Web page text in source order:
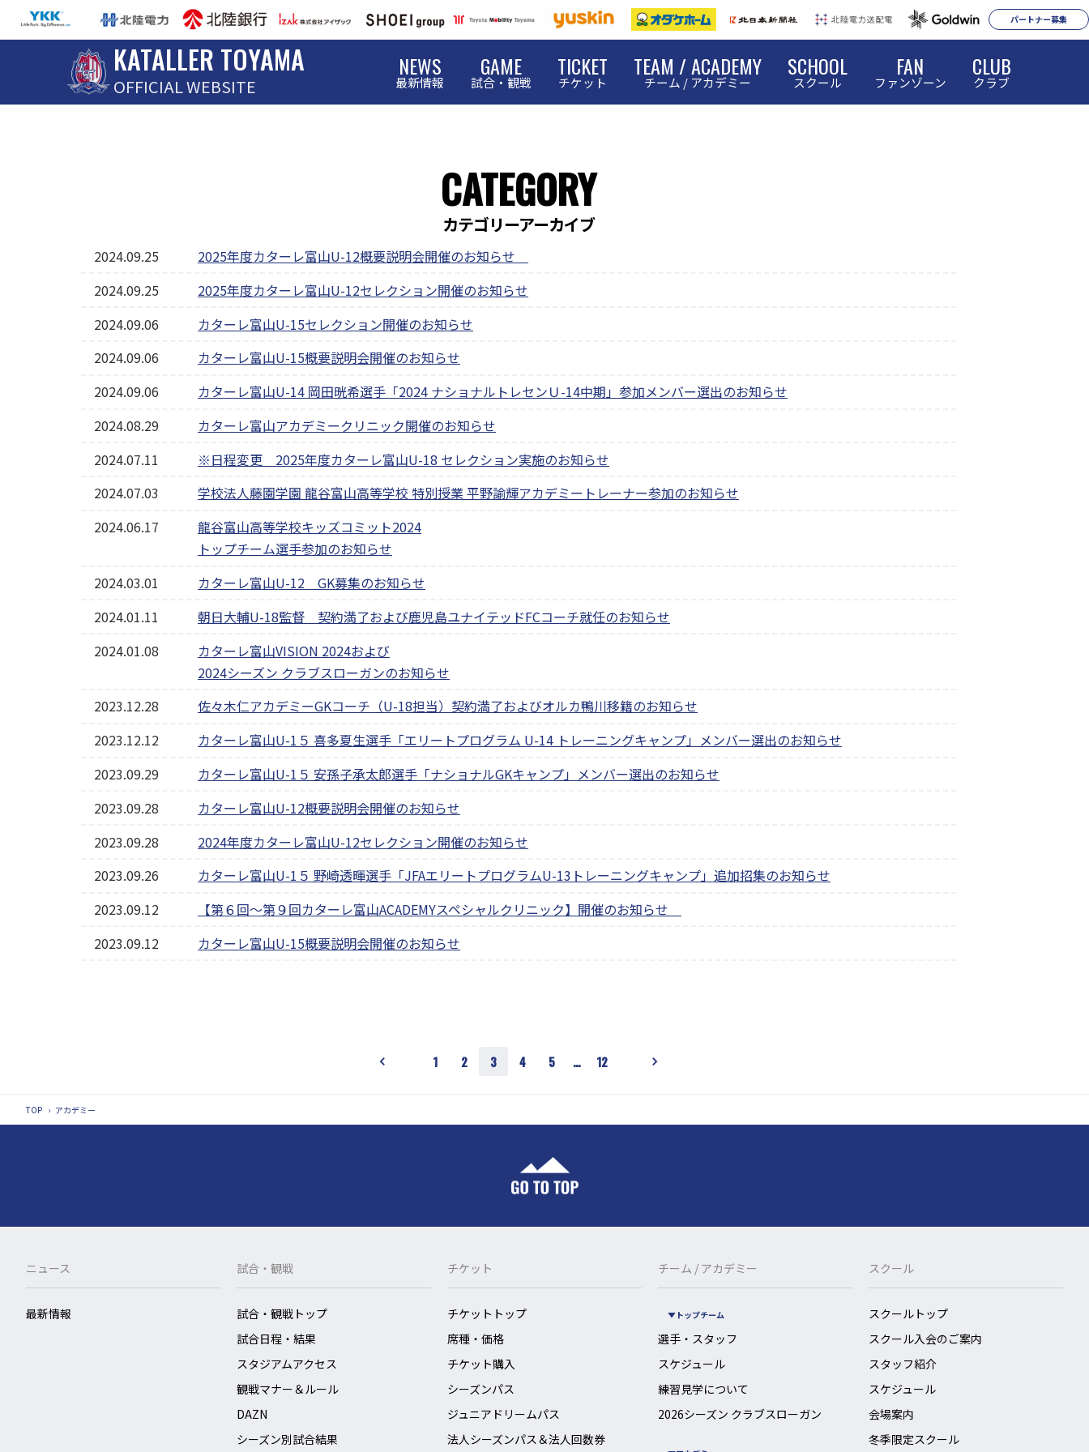
パートナー募集
KATALLER TOYAMA
OFFICIAL WEBSITE
NEWS
最新情報
GAME
試合・観戦
TICKET
チケット
TEAM / ACADEMY
チーム / アカデミー
SCHOOL
スクール
FAN
ファンゾーン
CLUB
クラブ
CATEGORY
カテゴリーアーカイブ
2024.09.25
2025年度カターレ富山U-12概要説明会開催のお知らせ
2024.09.25
2025年度カターレ富山U-12セレクション開催のお知らせ
2024.09.06
カターレ富山U-15セレクション開催のお知らせ
2024.09.06
カターレ富山U-15概要説明会開催のお知らせ
2024.09.06
カターレ富山U-14 岡田晄希選手「2024 ナショナルトレセンＵ-14中期」参加メンバー選出のお知らせ
2024.08.29
カターレ富山アカデミークリニック開催のお知らせ
2024.07.11
※日程変更 2025年度カターレ富山U-18 セレクション実施のお知らせ
2024.07.03
学校法人藤園学園 龍谷富山高等学校 特別授業 平野諭輝アカデミートレーナー参加のお知らせ
2024.06.17
龍谷富山高等学校キッズコミット2024
トップチーム選手参加のお知らせ
2024.03.01
カターレ富山U-12 GK募集のお知らせ
2024.01.11
朝日大輔U-18監督 契約満了および鹿児島ユナイテッドFCコーチ就任のお知らせ
2024.01.08
カターレ富山VISION 2024および
2024シーズン クラブスローガンのお知らせ
2023.12.28
佐々木仁アカデミーGKコーチ（U-18担当）契約満了およびオルカ鴨川移籍のお知らせ
2023.12.12
カターレ富山U-1５ 喜多夏生選手「エリートプログラム U-14 トレーニングキャンプ」メンバー選出のお知らせ
2023.09.29
カターレ富山U-1５ 安孫子承太郎選手「ナショナルGKキャンプ」メンバー選出のお知らせ
2023.09.28
カターレ富山U-12概要説明会開催のお知らせ
2023.09.28
2024年度カターレ富山U-12セレクション開催のお知らせ
2023.09.26
カターレ富山U-1５ 野崎透暉選手「JFAエリートプログラムU-13トレーニングキャンプ」追加招集のお知らせ
2023.09.12
【第６回～第９回カターレ富山ACADEMYスペシャルクリニック】開催のお知らせ
2023.09.12
カターレ富山U-15概要説明会開催のお知らせ
1 2 3 4 5 … 12
TOP › アカデミー
ニュース
最新情報
試合・観戦
試合・観戦トップ
試合日程・結果
スタジアムアクセス
観戦マナー＆ルール
DAZN
シーズン別試合結果
チケット
チケットトップ
席種・価格
チケット購入
シーズンパス
ジュニアドリームパス
法人シーズンパス＆法人回数券
チーム / アカデミー
トップチーム
選手・スタッフ
スケジュール
練習見学について
2026シーズン クラブスローガン
スクール
スクールトップ
スクール入会のご案内
スタッフ紹介
スケジュール
会場案内
冬季限定スクール